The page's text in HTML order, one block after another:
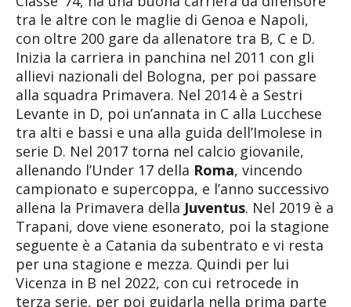
tra le altre con le maglie di Genoa e Napoli,
con oltre 200 gare da allenatore tra B, C e D.
Inizia la carriera in panchina nel 2011 con gli
allievi nazionali del Bologna, per poi passare
alla squadra Primavera. Nel 2014 è a Sestri
Levante in D, poi un’annata in C alla Lucchese
tra alti e bassi e una alla guida dell’Imolese in
serie D. Nel 2017 torna nel calcio giovanile,
allenando l’Under 17 della Roma, vincendo
campionato e supercoppa, e l’anno successivo
allena la Primavera della Juventus. Nel 2019 è a
Trapani, dove viene esonerato, poi la stagione
seguente è a Catania da subentrato e vi resta
per una stagione e mezza. Quindi per lui
Vicenza in B nel 2022, con cui retrocede in
terza serie, per poi guidarla nella prima parte